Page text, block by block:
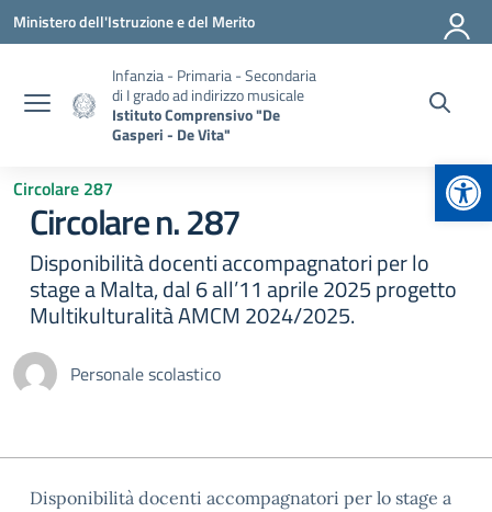
Vai ai contenuti
Vai al menu di navigazione
Vai al footer
Ministero dell'Istruzione e del Merito
Infanzia - Primaria - Secondaria
di I grado ad indirizzo musicale
Istituto Comprensivo "De
Gasperi - De Vita"
Circolare 287
Circolare n. 287
Disponibilità docenti accompagnatori per lo
stage a Malta, dal 6 all’11 aprile 2025 progetto
Multikulturalità AMCM 2024/2025.
Personale scolastico
Disponibilità docenti accompagnatori per lo stage a